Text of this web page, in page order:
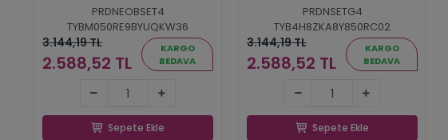
PRDNEOBSET4
TYBM050RE9BYUQKW36
3.144,19 TL
2.588,52 TL
KARGO
BEDAVA
Sepete Ekle
PRDNSETG4
TYB4H8ZKA8Y850RC02
3.144,19 TL
2.588,52 TL
KARGO
BEDAVA
Sepete Ekle